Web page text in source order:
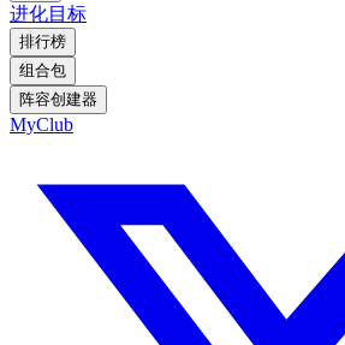
进化目标
排行榜
组合包
阵容创建器
MyClub